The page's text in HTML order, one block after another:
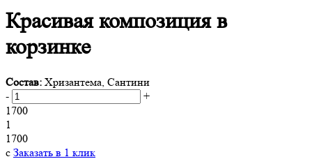
Красивая композиция в
корзинке
Состав: Хризантема, Сантини
-
+
1700
1
1700
c Заказать в 1 клик